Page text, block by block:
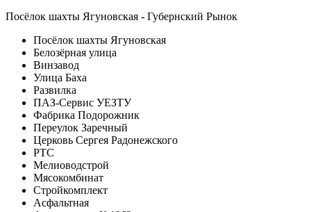
Посёлок шахты Ягуновская - Губернский Рынок
Посёлок шахты Ягуновская
Белозёрная улица
Винзавод
Улица Баха
Развилка
ПАЗ-Сервис УЕЗТУ
Фабрика Подорожник
Переулок Заречный
Церковь Сергея Радонежского
РТС
Мелиоводстрой
Мясокомбинат
Стройкомплект
Асфальтная